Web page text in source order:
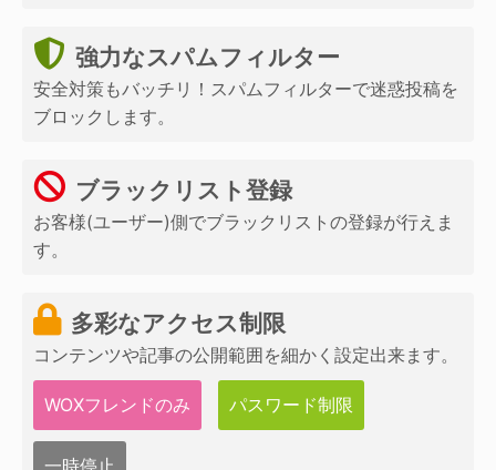
強力なスパムフィルター
安全対策もバッチリ！スパムフィルターで迷惑投稿を
ブロックします。
ブラックリスト登録
お客様(ユーザー)側でブラックリストの登録が行えま
す。
多彩なアクセス制限
コンテンツや記事の公開範囲を細かく設定出来ます。
WOXフレンドのみ パスワード制限
一時停止